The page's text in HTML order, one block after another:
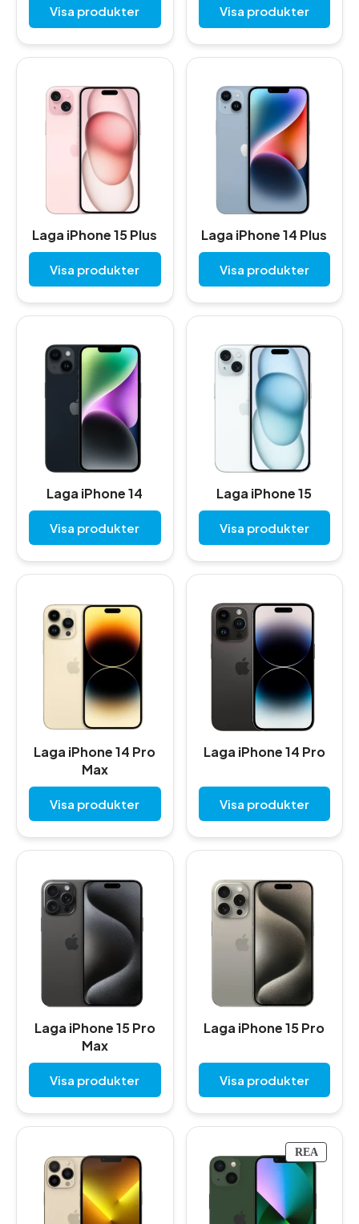
Visa produkter Visa produkter
Laga iPhone 15 Plus
Visa produkter
Laga iPhone 14 Plus
Visa produkter
Laga iPhone 14
Visa produkter
Laga iPhone 15
Visa produkter
Laga iPhone 14 Pro
Max
Visa produkter
Laga iPhone 14 Pro
Visa produkter
Laga iPhone 15 Pro
Max
Visa produkter
Laga iPhone 15 Pro
Visa produkter
REAP
R